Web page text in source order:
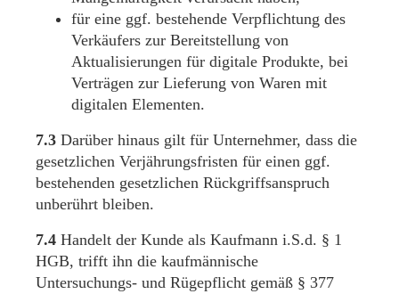
für eine ggf. bestehende Verpflichtung des
Verkäufers zur Bereitstellung von
Aktualisierungen für digitale Produkte, bei
Verträgen zur Lieferung von Waren mit
digitalen Elementen.
7.3 Darüber hinaus gilt für Unternehmer, dass die
gesetzlichen Verjährungsfristen für einen ggf.
bestehenden gesetzlichen Rückgriffsanspruch
unberührt bleiben.
7.4 Handelt der Kunde als Kaufmann i.S.d. § 1
HGB, trifft ihn die kaufmännische
Untersuchungs- und Rügepflicht gemäß § 377